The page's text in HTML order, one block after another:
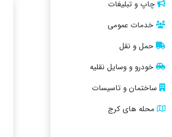
چاپ و تبلیغات
خدمات عمومی
حمل و نقل
خودرو و وسایل نقلیه
ساختمان و تاسیسات
محله های کرج